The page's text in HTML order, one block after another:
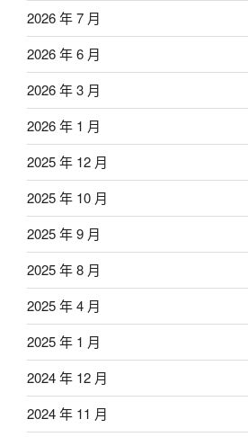
2026 年 7 月
2026 年 6 月
2026 年 3 月
2026 年 1 月
2025 年 12 月
2025 年 10 月
2025 年 9 月
2025 年 8 月
2025 年 4 月
2025 年 1 月
2024 年 12 月
2024 年 11 月